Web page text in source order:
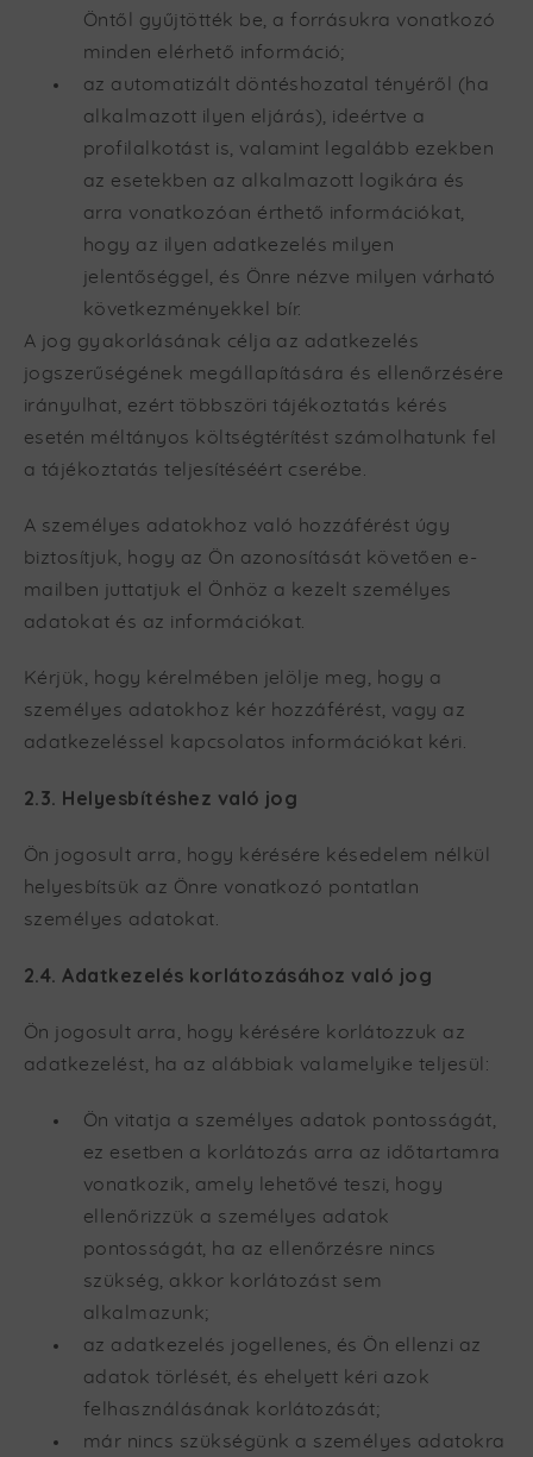
Öntől gyűjtötték be, a forrásukra vonatkozó
minden elérhető információ;
az automatizált döntéshozatal tényéről (ha
alkalmazott ilyen eljárás), ideértve a
profilalkotást is, valamint legalább ezekben
az esetekben az alkalmazott logikára és
arra vonatkozóan érthető információkat,
hogy az ilyen adatkezelés milyen
jelentőséggel, és Önre nézve milyen várható
következményekkel bír.
A jog gyakorlásának célja az adatkezelés
jogszerűségének megállapítására és ellenőrzésére
irányulhat, ezért többszöri tájékoztatás kérés
esetén méltányos költségtérítést számolhatunk fel
a tájékoztatás teljesítéséért cserébe.
A személyes adatokhoz való hozzáférést úgy
biztosítjuk, hogy az Ön azonosítását követően e-
mailben juttatjuk el Önhöz a kezelt személyes
adatokat és az információkat.
Kérjük, hogy kérelmében jelölje meg, hogy a
személyes adatokhoz kér hozzáférést, vagy az
adatkezeléssel kapcsolatos információkat kéri.
2.3. Helyesbítéshez való jog
Ön jogosult arra, hogy kérésére késedelem nélkül
helyesbítsük az Önre vonatkozó pontatlan
személyes adatokat.
2.4. Adatkezelés korlátozásához való jog
Ön jogosult arra, hogy kérésére korlátozzuk az
adatkezelést, ha az alábbiak valamelyike teljesül:
Ön vitatja a személyes adatok pontosságát,
ez esetben a korlátozás arra az időtartamra
vonatkozik, amely lehetővé teszi, hogy
ellenőrizzük a személyes adatok
pontosságát, ha az ellenőrzésre nincs
szükség, akkor korlátozást sem
alkalmazunk;
az adatkezelés jogellenes, és Ön ellenzi az
adatok törlését, és ehelyett kéri azok
felhasználásának korlátozását;
már nincs szükségünk a személyes adatokra